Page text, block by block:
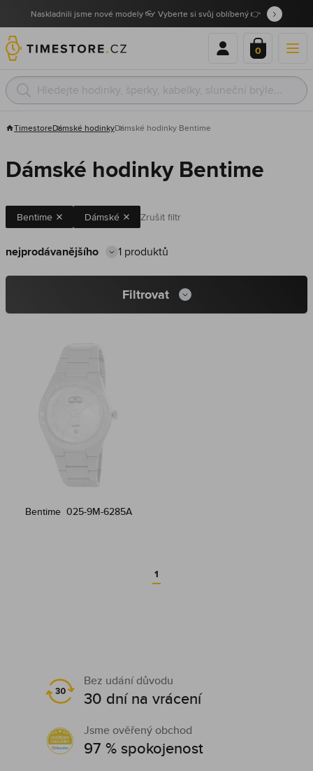
Naskladnili jsme nové modely 👓 Vyberte si svůj oblíbený 👉
0
TimestoreDámské hodinkyDámské hodinky Bentime
Dámské hodinky Bentime
Bentime Dámské Zrušit filtr
1 produktů
Filtrovat
Bentime 025-9M-6285A
1
Bez udání důvodu
30 dní na vrácení
Jsme ověřený obchod
97 % spokojenost